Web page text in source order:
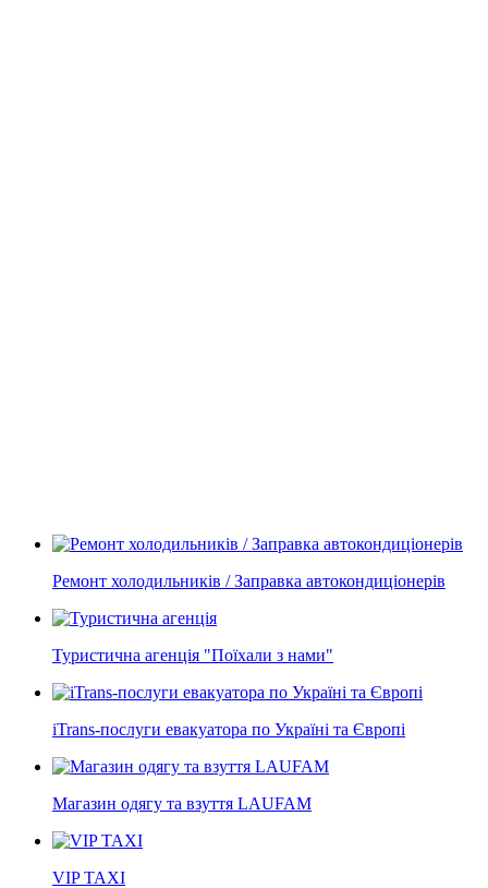
Ремонт холодильників / Заправка автокондиціонерів
Туристична агенція "Поїхали з нами"
iTrans-послуги евакуатора по Україні та Європі
Магазин одягу та взуття LAUFAM
VIP TAXI